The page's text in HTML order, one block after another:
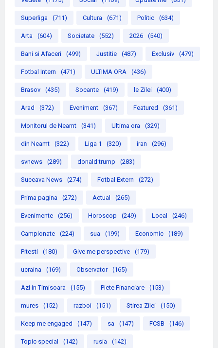
Superliga (711) Cultura (671) Politic (634)
Arta (604) Societate (552) 2026 (540)
Bani si Afaceri (499) Justitie (487) Exclusiv (479)
Fotbal Intern (471) ULTIMA ORA (436)
Brasov (435) Socante (419) le Zilei (400)
Arad (372) Eveniment (367) Featured (361)
Monitorul de Neamt (341) Ultima ora (329)
din Neamt (322) Liga 1 (320) iran (296)
svnews (289) donald trump (283)
Suceava News (274) Fotbal Extern (272)
Prima pagina (272) Actual (265)
Evenimente (256) Horoscop (249) Local (246)
Campionate (224) sua (199) Economic (189)
Pitesti (180) Give me perspective (179)
ucraina (169) Observator (165)
Azi in Timisoara (155) Piete Financiare (153)
mures (152) razboi (151) Stirea Zilei (150)
Keep me engaged (147) sa (147) FCSB (146)
Topic special (142) rusia (142)